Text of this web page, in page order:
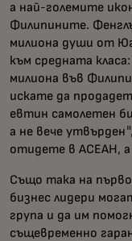
а най-големите
Филипините.
милиона души от
към средната
милиона във
искате да
евтин самолетен
а не вече
отидете в АСЕАН,
Също така на
бизнес лидери
група и да им
същевременно